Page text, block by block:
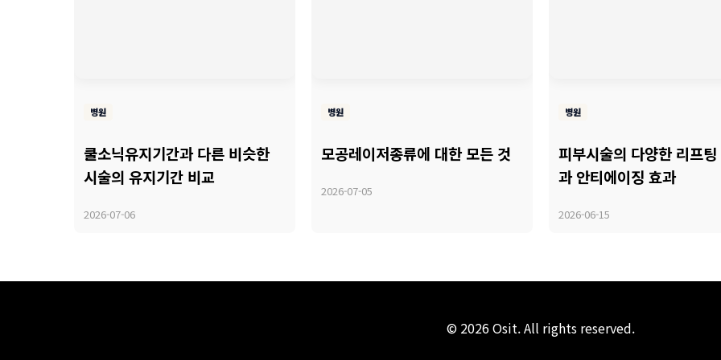
병원
쿨소닉유지기간과 다른 비슷한
시술의 유지기간 비교
2026-07-06
병원
모공레이저종류에 대한 모든 것
2026-07-05
병원
피부시술의 다양한 리프
과 안티에이징 효과
2026-06-15
© 2026 Osit. All rights reserved.